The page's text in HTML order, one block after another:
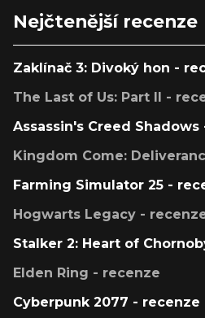
Nejčtenější recenze
Zaklínač 3: Divoký hon -
The Last of Us: Part II -
Assassin's Creed Shadows
Kingdom Come:
Farming Simulator 25 -
Hogwarts Legacy -
Stalker 2: Heart of
Elden Ring - recenze
Cyberpunk 2077 - recenze